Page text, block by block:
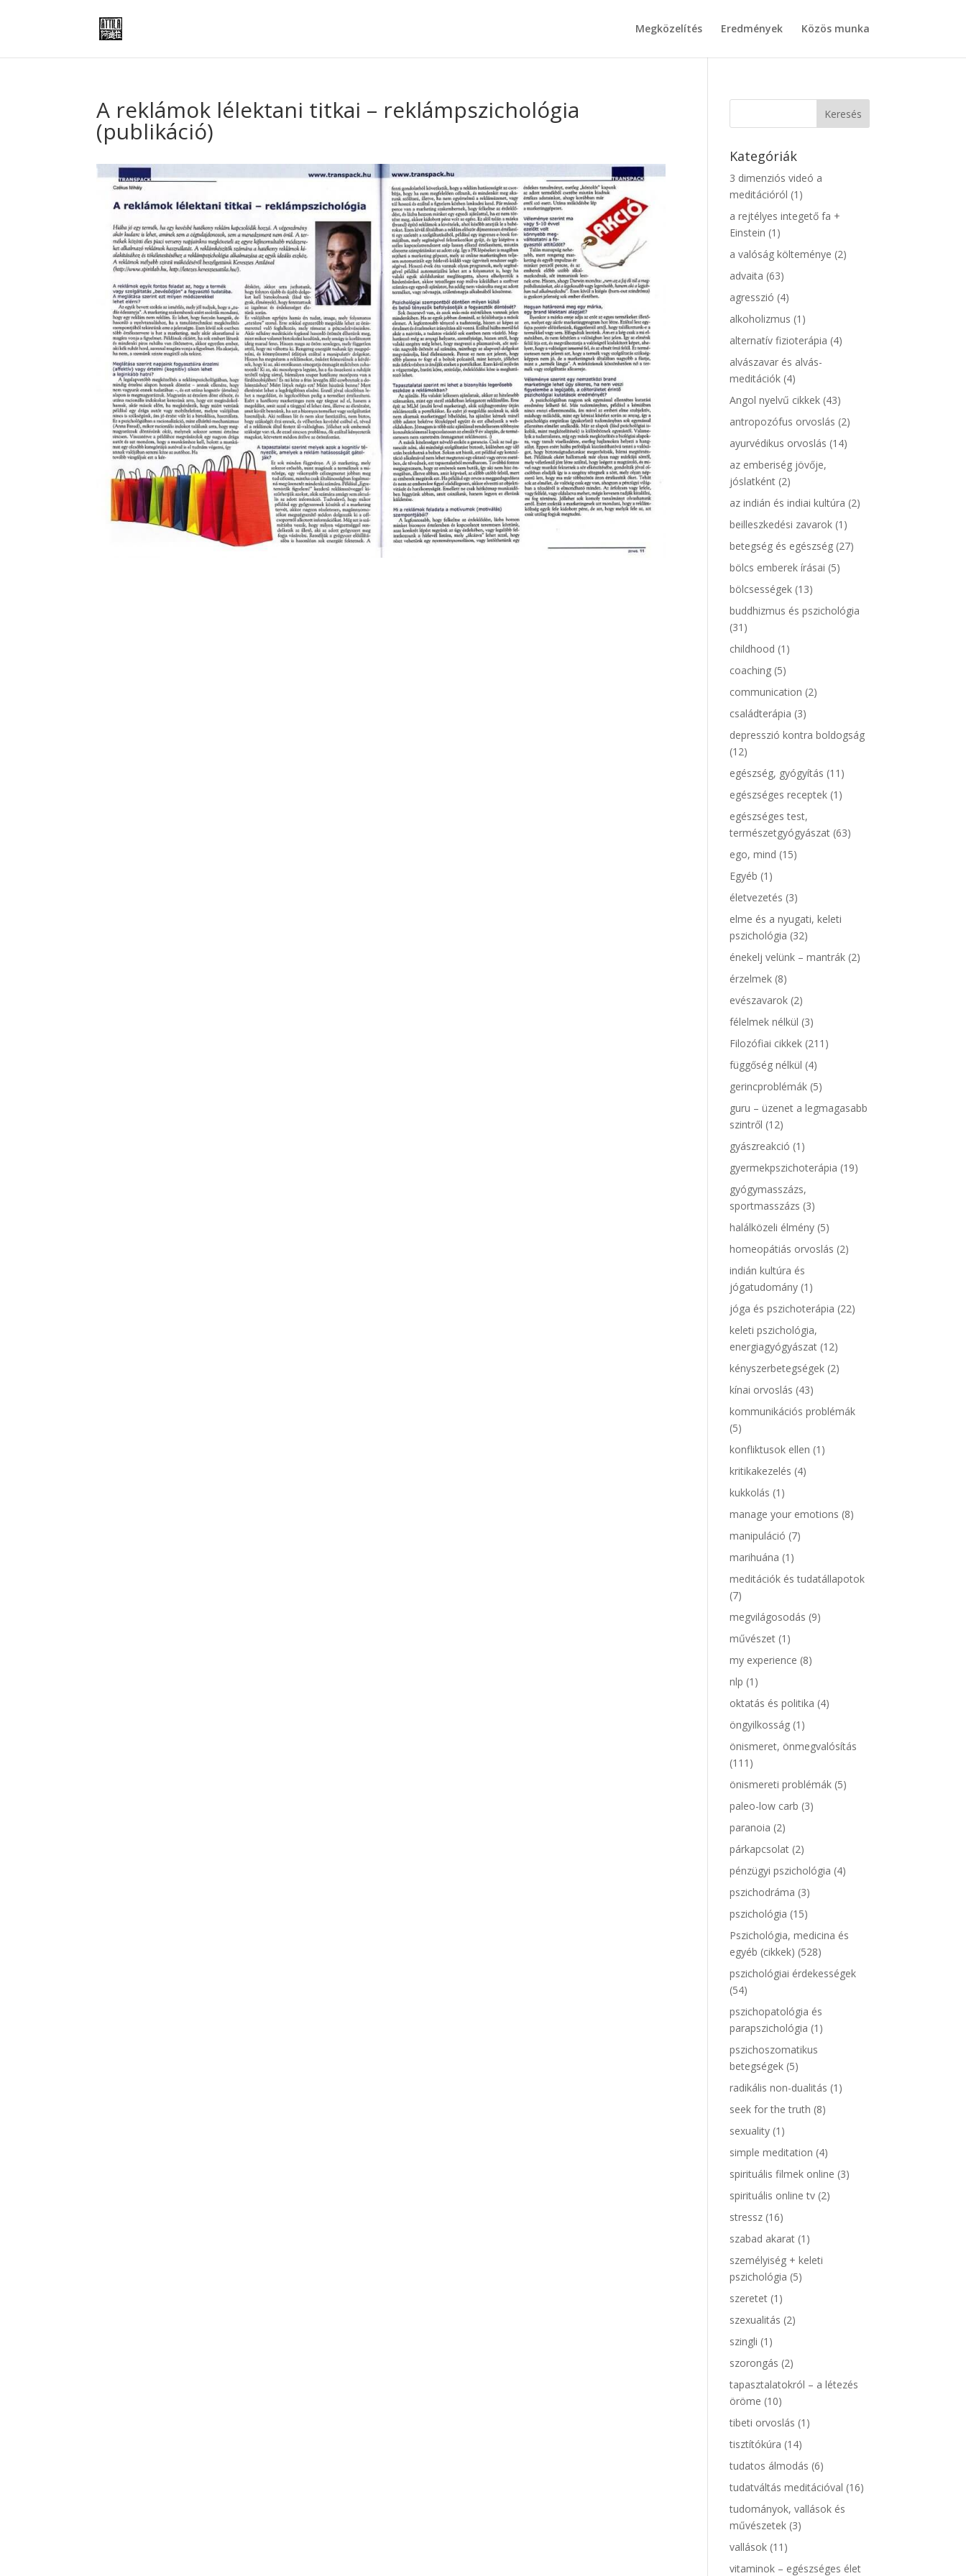
Megközelítés Eredmények Közös munka
A reklámok lélektani titkai – reklámpszichológia
(publikáció)
Kategóriák
3 dimenziós videó a
meditációról (1)
a rejtélyes integető fa +
Einstein (1)
a valóság költeménye (2)
advaita (63)
agresszió (4)
alkoholizmus (1)
alternatív fizioterápia (4)
alvászavar és alvás-
meditációk (4)
Angol nyelvű cikkek (43)
antropozófus orvoslás (2)
ayurvédikus orvoslás (14)
az emberiség jövője,
jóslatként (2)
az indián és indiai kultúra (2)
beilleszkedési zavarok (1)
betegség és egészség (27)
bölcs emberek írásai (5)
bölcsességek (13)
buddhizmus és pszichológia
(31)
childhood (1)
coaching (5)
communication (2)
családterápia (3)
depresszió kontra boldogság
(12)
egészség, gyógyítás (11)
egészséges receptek (1)
egészséges test,
természetgyógyászat (63)
ego, mind (15)
Egyéb (1)
életvezetés (3)
elme és a nyugati, keleti
pszichológia (32)
énekelj velünk – mantrák (2)
érzelmek (8)
evészavarok (2)
félelmek nélkül (3)
Filozófiai cikkek (211)
függőség nélkül (4)
gerincproblémák (5)
guru – üzenet a legmagasabb
szintről (12)
gyászreakció (1)
gyermekpszichoterápia (19)
gyógymasszázs,
sportmasszázs (3)
halálközeli élmény (5)
homeopátiás orvoslás (2)
indián kultúra és
jógatudomány (1)
jóga és pszichoterápia (22)
keleti pszichológia,
energiagyógyászat (12)
kényszerbetegségek (2)
kínai orvoslás (43)
kommunikációs problémák
(5)
konfliktusok ellen (1)
kritikakezelés (4)
kukkolás (1)
manage your emotions (8)
manipuláció (7)
marihuána (1)
meditációk és tudatállapotok
(7)
megvilágosodás (9)
művészet (1)
my experience (8)
nlp (1)
oktatás és politika (4)
öngyilkosság (1)
önismeret, önmegvalósítás
(111)
önismereti problémák (5)
paleo-low carb (3)
paranoia (2)
párkapcsolat (2)
pénzügyi pszichológia (4)
pszichodráma (3)
pszichológia (15)
Pszichológia, medicina és
egyéb (cikkek) (528)
pszichológiai érdekességek
(54)
pszichopatológia és
parapszichológia (1)
pszichoszomatikus
betegségek (5)
radikális non-dualitás (1)
seek for the truth (8)
sexuality (1)
simple meditation (4)
spirituális filmek online (3)
spirituális online tv (2)
stressz (16)
szabad akarat (1)
személyiség + keleti
pszichológia (5)
szeretet (1)
szexualitás (2)
szingli (1)
szorongás (2)
tapasztalatokról – a létezés
öröme (10)
tibeti orvoslás (1)
tisztítókúra (14)
tudatos álmodás (6)
tudatváltás meditációval (16)
tudományok, vallások és
művészetek (3)
vallások (11)
vitaminok – egészséges élet